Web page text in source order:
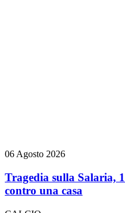
06 Agosto 2026
Tragedia sulla Salaria,
contro una casa